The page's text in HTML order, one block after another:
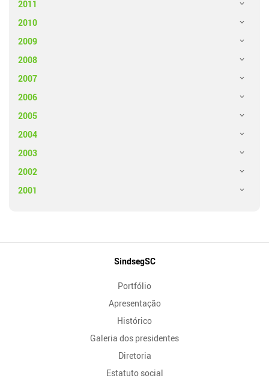
2011
2010
2009
2008
2007
2006
2005
2004
2003
2002
2001
SindsegSC
Portfólio
Apresentação
Histórico
Galeria dos presidentes
Diretoria
Estatuto social